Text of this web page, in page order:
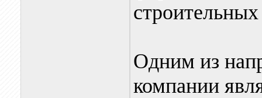
Одним из
компании